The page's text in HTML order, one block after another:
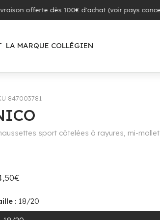
LA MARQUE COLLÉGIEN
847003781
sport côtelées à rayures, mi-mollet
: 18/20